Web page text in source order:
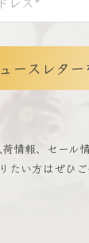
ースレタ
情報、セール
たい方はぜひご